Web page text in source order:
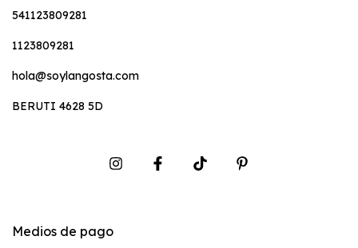
541123809281
1123809281
hola@soylangosta.com
BERUTI 4628 5D
Medios de pago